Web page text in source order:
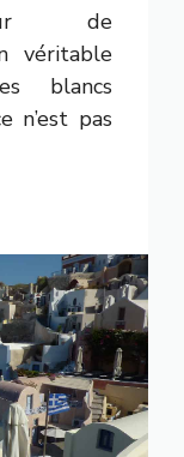
de
véritable
blancs
n’est pas